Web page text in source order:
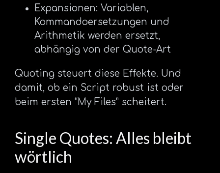
Expansionen: Variablen,
Kommandoersetzungen und
Arithmetik werden ersetzt,
abhängig von der Quote-Art
Quoting steuert diese Effekte. Und
damit, ob ein Script robust ist oder
beim ersten “My Files” scheitert.
Single Quotes: Alles bleibt
wörtlich